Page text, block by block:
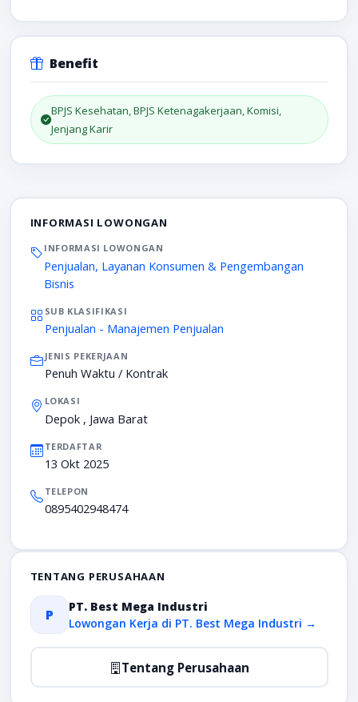
Benefit
BPJS Kesehatan, BPJS Ketenagakerjaan, Komisi,
Jenjang Karir
INFORMASI LOWONGAN
INFORMASI LOWONGAN
Penjualan, Layanan Konsumen & Pengembangan
Bisnis
SUB KLASIFIKASI
Penjualan - Manajemen Penjualan
JENIS PEKERJAAN
Penuh Waktu / Kontrak
LOKASI
Depok , Jawa Barat
TERDAFTAR
13 Okt 2025
TELEPON
0895402948474
TENTANG PERUSAHAAN
P
PT. Best Mega Industri
Lowongan Kerja di PT. Best Mega Industri →
Tentang Perusahaan